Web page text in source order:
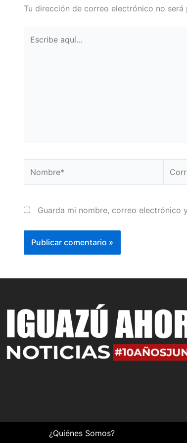
Tu dirección de correo electrónico no será
aquí...
Guarda mi nombre, correo electrónico
¿Quiénes Somos?